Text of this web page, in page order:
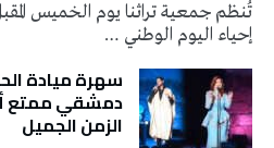
إحياء اليوم الوطني …
سهرة ميادة
دمشقي ممتع
الزمن الجميل